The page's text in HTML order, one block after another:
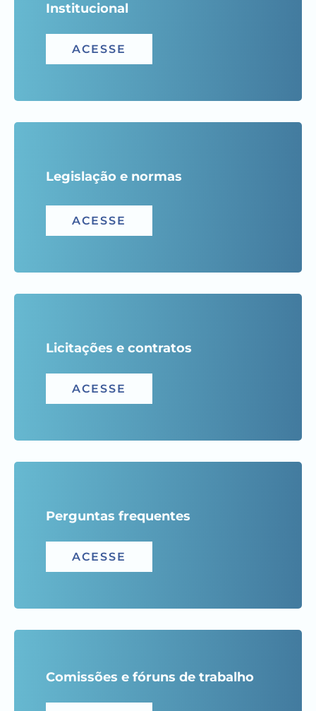
Institucional
ACESSE
Legislação e normas
ACESSE
Licitações e contratos
ACESSE
Perguntas frequentes
ACESSE
Comissões e fóruns de trabalho